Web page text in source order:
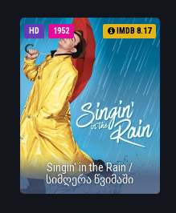
HD 1952 IMDB 8.17
Singin' in the Rain /
სიმღერა წვიმაში